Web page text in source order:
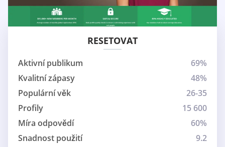
RESETOVAT
Aktivní publikum
69%
Kvalitní zápasy
48%
Populární věk
26-35
Profily
15 600
Míra odpovědí
60%
Snadnost použití
9.2